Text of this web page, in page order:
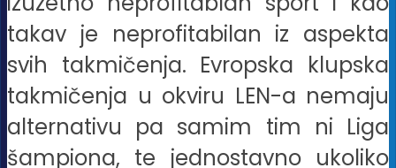
takav je neprofitabilan iz aspekta
svih takmičenja. Evropska klupska
takmičenja u okviru LEN-a nemaju
alternativu pa samim tim ni Liga
šampiona, te jednostavno ukoliko